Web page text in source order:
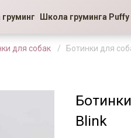
груминг Школа груминга Puffy
для собак Ботинки для
Blink